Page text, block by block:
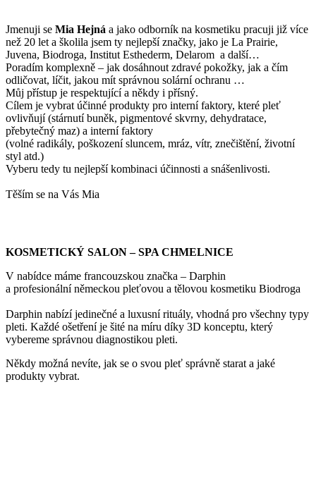
Jmenuji se Mia Hejná a jako odborník na kosmetiku pracuji již více
než 20 let a školila jsem ty nejlepší značky, jako je La Prairie,
Juvena, Biodroga, Institut Esthederm, Delarom a další…
Poradím komplexně – jak dosáhnout zdravé pokožky, jak a čím
odličovat, líčit, jakou mít správnou solární ochranu …
Můj přístup je respektující a někdy i přísný.
Cílem je vybrat účinné produkty pro interní faktory, které pleť
ovlivňují (stárnutí buněk, pigmentové skvrny, dehydratace,
přebytečný maz) a interní faktory
(volné radikály, poškození sluncem, mráz, vítr, znečištění, životní
styl atd.)
Vyberu tedy tu nejlepší kombinaci účinnosti a snášenlivosti.
Těším se na Vás Mia
KOSMETICKÝ SALON – SPA CHMELNICE
V nabídce máme francouzskou značka – Darphin
a profesionální německou pleťovou a tělovou kosmetiku Biodroga
Darphin nabízí jedinečné a luxusní rituály, vhodná pro všechny typy
pleti. Každé ošetření je šité na míru díky 3D konceptu, který
vybereme správnou diagnostikou pleti.
Někdy možná nevíte, jak se o svou pleť správně starat a jaké
produkty vybrat.